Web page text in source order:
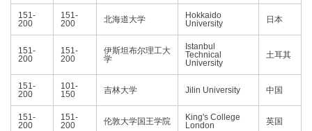
151-
200
151-
200
北海道大学
Hokkaido
University
日本
151-
200
151-
200
伊斯坦布尔理工大
学
Istanbul
Technical
University
土耳其
151-
200
101-
150
吉林大学 Jilin University 中国
151-
200
151-
200
伦敦大学国王学院
King's College
London
英国